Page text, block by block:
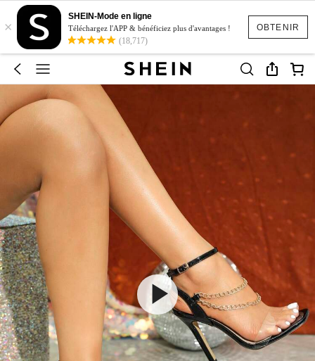
OBTENIR
×
SHEIN-Mode en ligne
Téléchargez l'APP & bénéficiez plus d'avantages !
(18,717)